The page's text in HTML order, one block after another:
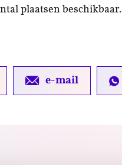
plaatsen beschikbaar.
e-mail